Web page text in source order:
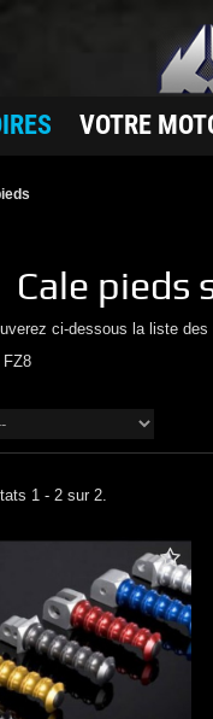
VOTRE
Cale pieds
ci-dessous la liste
FZ8
1 - 2 sur 2.